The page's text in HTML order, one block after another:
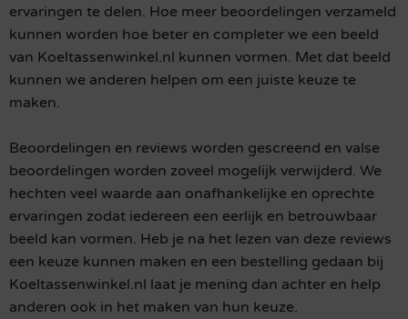
ervaringen te delen. Hoe meer beoordelingen verzameld
kunnen worden hoe beter en completer we een beeld
van Koeltassenwinkel.nl kunnen vormen. Met dat beeld
kunnen we anderen helpen om een juiste keuze te
maken.
Beoordelingen en reviews worden gescreend en valse
beoordelingen worden zoveel mogelijk verwijderd. We
hechten veel waarde aan onafhankelijke en oprechte
ervaringen zodat iedereen een eerlijk en betrouwbaar
beeld kan vormen. Heb je na het lezen van deze reviews
een keuze kunnen maken en een bestelling gedaan bij
Koeltassenwinkel.nl laat je mening dan achter en help
anderen ook in het maken van hun keuze.